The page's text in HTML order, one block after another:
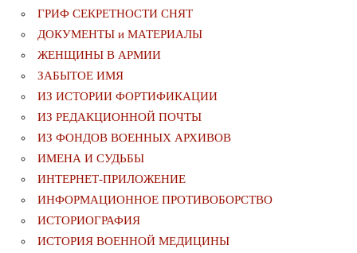
ГРИФ СЕКРЕТНОСТИ СНЯТ
ДОКУМЕНТЫ и МАТЕРИАЛЫ
ЖЕНЩИНЫ В АРМИИ
ЗАБЫТОЕ ИМЯ
ИЗ ИСТОРИИ ФОРТИФИКАЦИИ
ИЗ РЕДАКЦИОННОЙ ПОЧТЫ
ИЗ ФОНДОВ ВОЕННЫХ АРХИВОВ
ИМЕНА И СУДЬБЫ
ИНТЕРНЕТ-ПРИЛОЖЕНИЕ
ИНФОРМАЦИОННОЕ ПРОТИВОБОРСТВО
ИСТОРИОГРАФИЯ
ИСТОРИЯ ВОЕННОЙ МЕДИЦИНЫ